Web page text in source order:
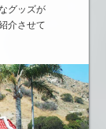
グッズが
介させて